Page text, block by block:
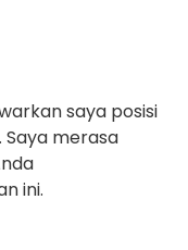
saya posisi
merasa
ini.